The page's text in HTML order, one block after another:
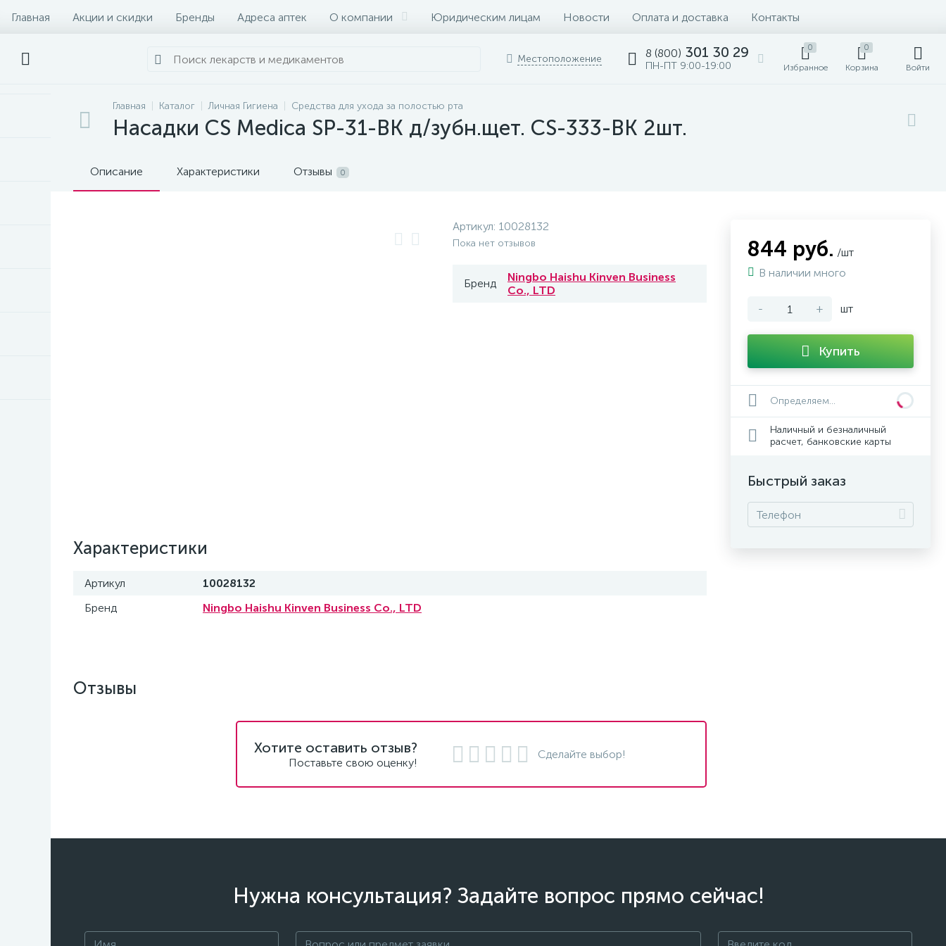
Главная Акции и скидки Бренды Адреса аптек О компании Юридическим лицам Новости Оплата и доставка Контакты
Местоположение 8 (800) 301 30 29
ПН-ПТ 9:00-19:00
0
Избранное
0
Корзина Войти
Главная Каталог Личная Гигиена Средства для ухода за полостью рта
Насадки CS Medica SP-31-ВК д/зубн.щет. CS-333-ВК 2шт.
Описание Характеристики Отзывы 0
Артикул: 10028132
Пока нет отзывов
Бренд
Ningbo Haishu Kinven Business
Co., LTD
Характеристики
Артикул
10028132
Бренд
Ningbo Haishu Kinven Business Co., LTD
844 руб. /шт
В наличии много
- + шт
Купить
Определяем...
Наличный и безналичный
расчет, банковские карты
Быстрый заказ
Отзывы
Хотите оставить отзыв?
Поставьте свою оценку!
Сделайте выбор!
Нужна консультация? Задайте вопрос прямо сейчас!